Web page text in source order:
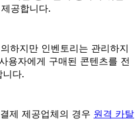
공합니다.
하지만 인벤토리는 관리하지
용자에게 구매된 콘텐츠를 전
다.
제 제공업체의 경우 원격 카탈